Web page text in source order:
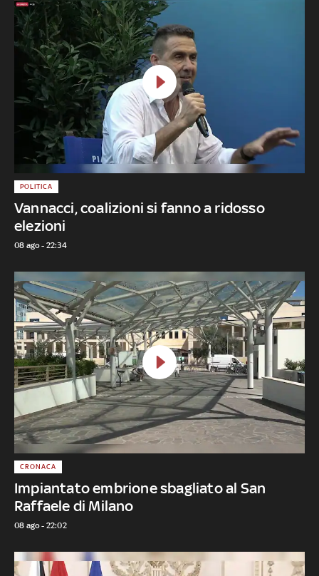
Vannacci, coalizioni si fanno a ridosso
elezioni
POLITICA
08 ago - 22:34
Impiantato embrione sbagliato al San
Raffaele di Milano
CRONACA
08 ago - 22:02